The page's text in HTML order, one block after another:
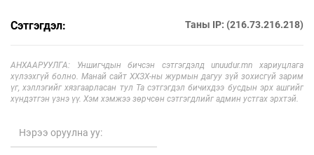
Сэтгэгдэл: Таны IP: (216.73.216.218)
АНХААРУУЛГА: Уншигчдын бичсэн сэтгэгдэлд unuudur.mn хариуцлага
хүлээхгүй болно. Манай сайт ХХЗХ-ны журмын дагуу зүй зохисгүй зарим
үг, хэллэгийг хязгаарласан тул Та сэтгэгдэл бичихдээ бусдын эрх ашгийг
хүндэтгэн үзнэ үү. Хэм хэмжээ зөрчсөн сэтгэгдлийг админ устгах эрхтэй.